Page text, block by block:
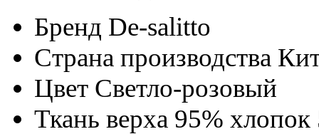
Бренд De-salitto
Страна производства
Цвет Светло-розовый
Ткань верха 95% хлопок